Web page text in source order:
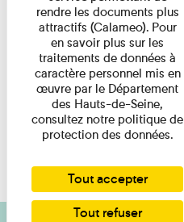
rendre les documents plus
attractifs (Calameo). Pour
en savoir plus sur les
traitements de données à
caractère personnel mis en
œuvre par le Département
des Hauts-de-Seine,
consultez notre politique de
protection des données.
Tout accepter
Tout refuser